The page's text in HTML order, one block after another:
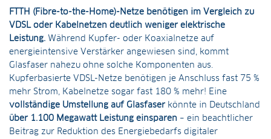
FTTH (Fibre-to-the-Home)-Netze benötigen im Vergleich zu
VDSL oder Kabelnetzen deutlich weniger elektrische
Leistung. Während Kupfer- oder Koaxialnetze auf
energieintensive Verstärker angewiesen sind, kommt
Glasfaser nahezu ohne solche Komponenten aus.
Kupferbasierte VDSL-Netze benötigen je Anschluss fast 75 %
mehr Strom, Kabelnetze sogar fast 180 % mehr! Eine
vollständige Umstellung auf Glasfaser könnte in Deutschland
über 1.100 Megawatt Leistung einsparen – ein beachtlicher
Beitrag zur Reduktion des Energiebedarfs digitaler